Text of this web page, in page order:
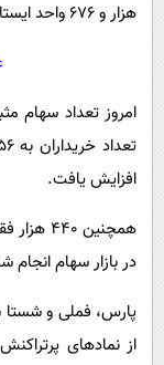
هزار و ۶۷۶ واحد ایستاد.
افزایش یافت.
در بازار سهام انجام
پارس، فملی و شستا
از نمادهای